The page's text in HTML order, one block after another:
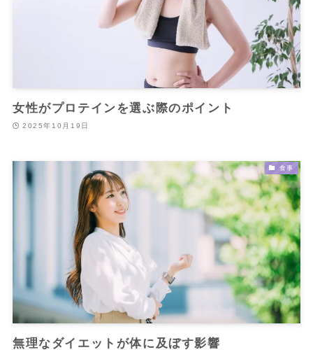
女性がプロテインを選ぶ際のポイント
2025年10月19日
食事
無理なダイエットが体に及ぼす影響